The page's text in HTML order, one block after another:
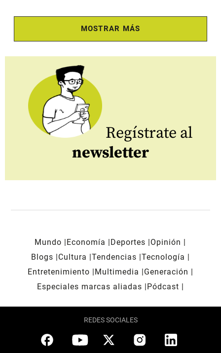
MOSTRAR MÁS
Regístrate al
newsletter
Mundo Economía Deportes
Opinión
Blogs
Cultura Tendencias Tecnología
Entretenimiento
Multimedia
Generación
Especiales marcas aliadas
Pódcast
REDES SOCIALES